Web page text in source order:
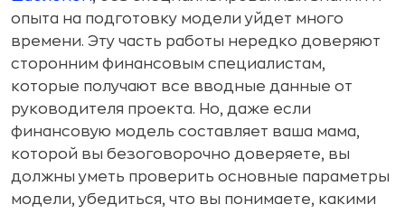
опыта на подготовку модели уйдет много
времени. Эту часть работы нередко доверяют
сторонним финансовым специалистам,
которые получают все вводные данные от
руководителя проекта. Но, даже если
финансовую модель составляет ваша мама,
которой вы безоговорочно доверяете, вы
должны уметь проверить основные параметры
модели, убедиться, что вы понимаете, какими